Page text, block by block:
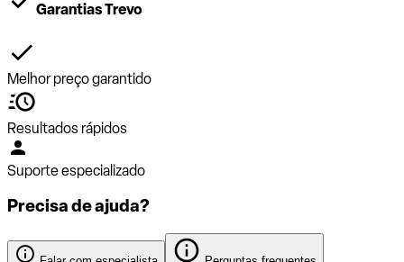
Garantias Trevo
Melhor preço garantido
Resultados rápidos
Suporte especializado
Precisa de ajuda?